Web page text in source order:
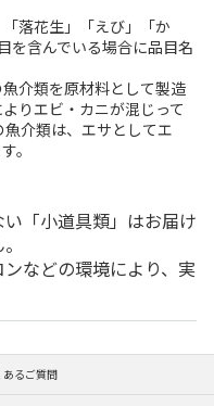
落花生」「えび」「か
を含んでいる場合に品目名
介類を原材料として製造
りエビ・カニが混じって
介類は、エサとしてエ
。
「小道具類」はお届け
などの環境により、実
あるご質問